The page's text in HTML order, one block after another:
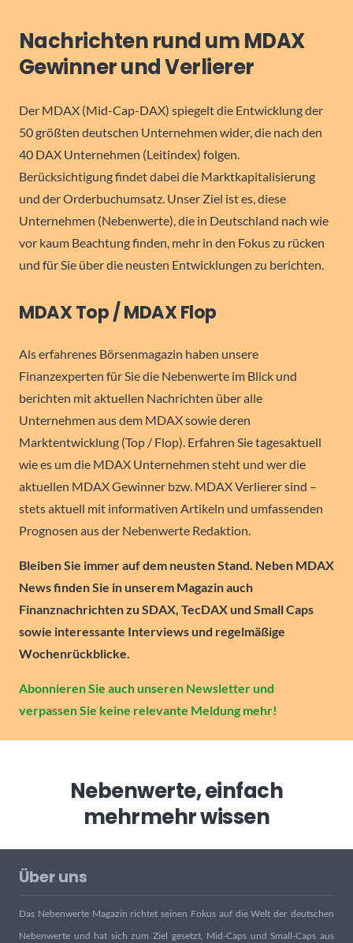
Nachrichten rund um MDAX
Gewinner und Verlierer
Der MDAX (Mid-Cap-DAX) spiegelt die Entwicklung der
50 größten deutschen Unternehmen wider, die nach den
40 DAX Unternehmen (Leitindex) folgen.
Berücksichtigung findet dabei die Marktkapitalisierung
und der Orderbuchumsatz. Unser Ziel ist es, diese
Unternehmen (Nebenwerte), die in Deutschland nach wie
vor kaum Beachtung finden, mehr in den Fokus zu rücken
und für Sie über die neusten Entwicklungen zu berichten.
MDAX Top / MDAX Flop
Als erfahrenes Börsenmagazin haben unsere
Finanzexperten für Sie die Nebenwerte im Blick und
berichten mit aktuellen Nachrichten über alle
Unternehmen aus dem MDAX sowie deren
Marktentwicklung (Top / Flop). Erfahren Sie tagesaktuell
wie es um die MDAX Unternehmen steht und wer die
aktuellen MDAX Gewinner bzw. MDAX Verlierer sind –
stets aktuell mit informativen Artikeln und umfassenden
Prognosen aus der Nebenwerte Redaktion.
Bleiben Sie immer auf dem neusten Stand. Neben MDAX
News finden Sie in unserem Magazin auch
Finanznachrichten zu SDAX, TecDAX und Small Caps
sowie interessante Interviews und regelmäßige
Wochenrückblicke.
Abonnieren Sie auch unseren Newsletter und
verpassen Sie keine relevante Meldung mehr!
Nebenwerte, einfach
mehrmehr wissen
Über uns
Das Nebenwerte Magazin richtet seinen Fokus auf die Welt der deutschen
Nebenwerte und hat sich zum Ziel gesetzt, Mid-Caps und Small-Caps aus